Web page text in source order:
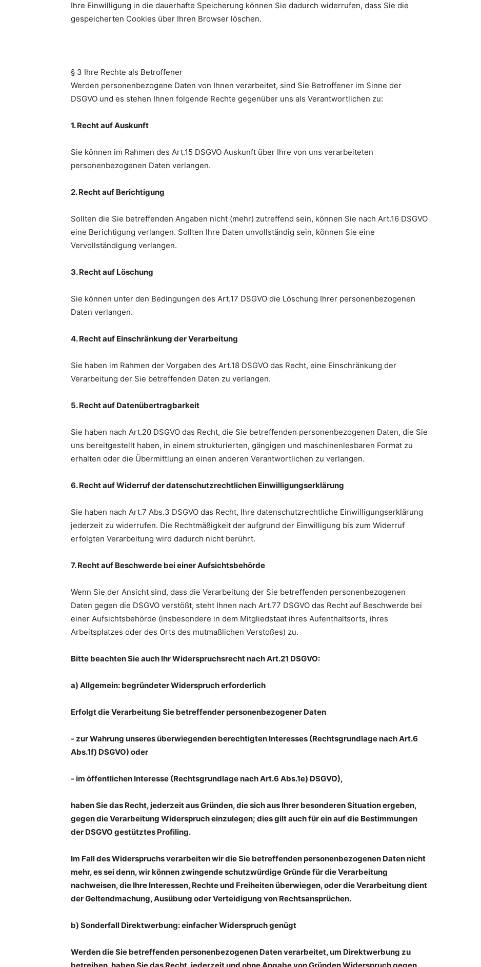
Ihre Einwilligung in die dauerhafte Speicherung können Sie dadurch widerrufen, dass Sie die
gespeicherten Cookies über Ihren Browser löschen.
§ 3 Ihre Rechte als Betroffener
Werden personenbezogene Daten von Ihnen verarbeitet, sind Sie Betroffener im Sinne der
DSGVO und es stehen Ihnen folgende Rechte gegenüber uns als Verantwortlichen zu:
1. Recht auf Auskunft
Sie können im Rahmen des Art.15 DSGVO Auskunft über Ihre von uns verarbeiteten
personenbezogenen Daten verlangen.
2. Recht auf Berichtigung
Sollten die Sie betreffenden Angaben nicht (mehr) zutreffend sein, können Sie nach Art.16 DSGVO
eine Berichtigung verlangen. Sollten Ihre Daten unvollständig sein, können Sie eine
Vervollständigung verlangen.
3. Recht auf Löschung
Sie können unter den Bedingungen des Art.17 DSGVO die Löschung Ihrer personenbezogenen
Daten verlangen.
4. Recht auf Einschränkung der Verarbeitung
Sie haben im Rahmen der Vorgaben des Art.18 DSGVO das Recht, eine Einschränkung der
Verarbeitung der Sie betreffenden Daten zu verlangen.
5. Recht auf Datenübertragbarkeit
Sie haben nach Art.20 DSGVO das Recht, die Sie betreffenden personenbezogenen Daten, die Sie
uns bereitgestellt haben, in einem strukturierten, gängigen und maschinenlesbaren Format zu
erhalten oder die Übermittlung an einen anderen Verantwortlichen zu verlangen.
6. Recht auf Widerruf der datenschutzrechtlichen Einwilligungserklärung
Sie haben nach Art.7 Abs.3 DSGVO das Recht, Ihre datenschutzrechtliche Einwilligungserklärung
jederzeit zu widerrufen. Die Rechtmäßigkeit der aufgrund der Einwilligung bis zum Widerruf
erfolgten Verarbeitung wird dadurch nicht berührt.
7. Recht auf Beschwerde bei einer Aufsichtsbehörde
Wenn Sie der Ansicht sind, dass die Verarbeitung der Sie betreffenden personenbezogenen
Daten gegen die DSGVO verstößt, steht Ihnen nach Art.77 DSGVO das Recht auf Beschwerde bei
einer Aufsichtsbehörde (insbesondere in dem Mitgliedstaat ihres Aufenthaltsorts, ihres
Arbeitsplatzes oder des Orts des mutmaßlichen Verstoßes) zu.
Bitte beachten Sie auch Ihr Widerspruchsrecht nach Art.21 DSGVO:
a) Allgemein: begründeter Widerspruch erforderlich
Erfolgt die Verarbeitung Sie betreffender personenbezogener Daten
- zur Wahrung unseres überwiegenden berechtigten Interesses (Rechtsgrundlage nach Art.6
Abs.1f) DSGVO) oder
- im öffentlichen Interesse (Rechtsgrundlage nach Art.6 Abs.1e) DSGVO),
haben Sie das Recht, jederzeit aus Gründen, die sich aus Ihrer besonderen Situation ergeben,
gegen die Verarbeitung Widerspruch einzulegen; dies gilt auch für ein auf die Bestimmungen
der DSGVO gestütztes Profiling.
Im Fall des Widerspruchs verarbeiten wir die Sie betreffenden personenbezogenen Daten nicht
mehr, es sei denn, wir können zwingende schutzwürdige Gründe für die Verarbeitung
nachweisen, die Ihre Interessen, Rechte und Freiheiten überwiegen, oder die Verarbeitung dient
der Geltendmachung, Ausübung oder Verteidigung von Rechtsansprüchen.
b) Sonderfall Direktwerbung: einfacher Widerspruch genügt
Werden die Sie betreffenden personenbezogenen Daten verarbeitet, um Direktwerbung zu